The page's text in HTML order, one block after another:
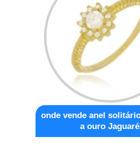
onde vende anel
a ouro Jaguaré